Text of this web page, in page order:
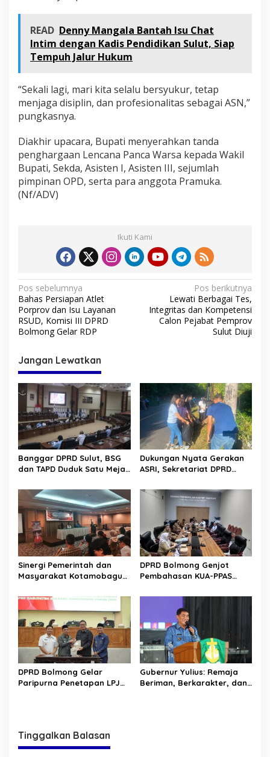
READ Denny Mangala Bantah Isu Chat
Intim dengan Kadis Pendidikan Sulut, Siap
Tempuh Jalur Hukum
“Sekali lagi, mari kita selalu bersyukur, tetap
menjaga disiplin, dan profesionalitas sebagai ASN,”
pungkasnya.
Diakhir upacara, Bupati menyerahkan tanda
penghargaan Lencana Panca Warsa kepada Wakil
Bupati, Sekda, Asisten I, Asisten III, sejumlah
pimpinan OPD, serta para anggota Pramuka.
(Nf/ADV)
Ikuti Kami
N
a
v
i
g
a
s
i
p
o
s
Pos sebelumnya
Bahas Persiapan Atlet
Porprov dan Isu Layanan
RSUD, Komisi III DPRD
Bolmong Gelar RDP
Pos berikutnya
Lewati Berbagai Tes,
Integritas dan Kompetensi
Calon Pejabat Pemprov
Sulut Diuji
Jangan Lewatkan
Banggar DPRD Sulut, BSG
dan TAPD Duduk Satu Meja.
Rp30 Milyar ke BSG
Dukungan Nyata Gerakan
ASRI, Sekretariat DPRD
Jalan Manado – Tomohon
Sinergi Pemerintah dan
Masyarakat Kotamobagu
Golda Pinontoan
DPRD Bolmong Genjot
Pembahasan KUA-PPAS
DPRD Bolmong Gelar
Paripurna Penetapan LPJ
Gubernur Yulius: Remaja
Beriman, Berkarakter, dan
Tinggalkan Balasan